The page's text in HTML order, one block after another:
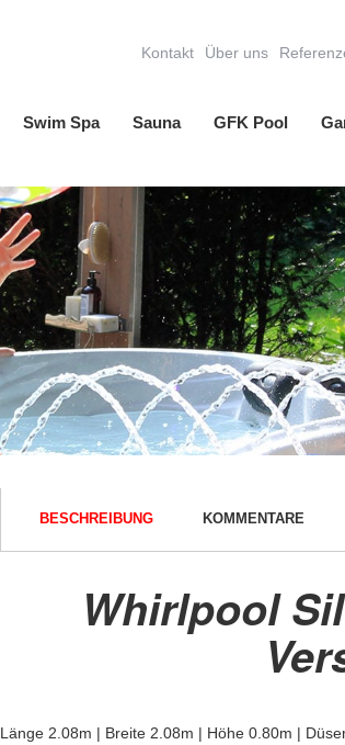
Swim Spa Sauna GFK Pool
Kontakt Über uns
BESCHREIBUNG KOMMENTARE
Whirlpool
Länge 2.08m | Breite 2.08m | Höhe 0.80m |